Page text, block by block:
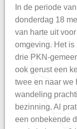
In de periode
donderdag 18
van harte uit
omgeving. Het
drie PKN-
ook gerust een
twee en naar we
wandeling
bezinning. Al
een onbekende